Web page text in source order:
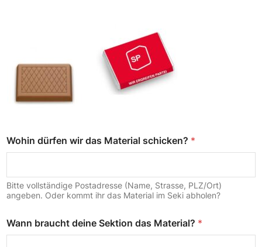
Wohin dürfen wir das Material schicken? *
Bitte vollständige Postadresse (Name, Strasse, PLZ/Ort)
angeben. Oder kommt ihr das Material im Seki abholen?
Wann braucht deine Sektion das Material? *